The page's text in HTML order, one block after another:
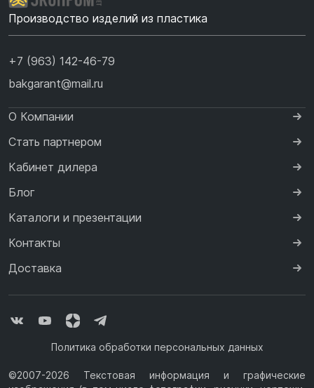
Производство изделий из пластика
+7 (963) 142-46-79
bakgarant@mail.ru
О Компании
Стать партнером
Кабинет дилера
Блог
Каталоги и презентации
Контакты
Доставка
Политика обработки персональных данных
©2007-2026 Текстовая информация и графические